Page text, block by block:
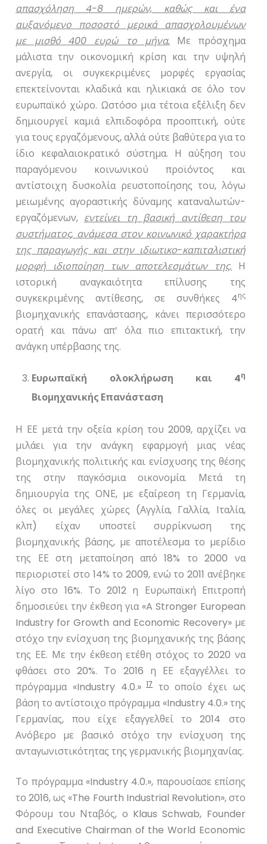
απασχόληση 4-8 ημερών, καθώς και ένα
αυξανόμενο ποσοστό μερικά απασχολουμένων
με μισθό 400 ευρώ το μήνα. Με πρόσχημα
μάλιστα την οικονομική κρίση και την υψηλή
ανεργία, οι συγκεκριμένες μορφές εργασίας
επεκτείνονται κλαδικά και ηλικιακά σε όλο τον
ευρωπαϊκό χώρο. Ωστόσο μια τέτοια εξέλιξη δεν
δημιουργεί καμιά ελπιδοφόρα προοπτική, ούτε
για τους εργαζόμενους, αλλά ούτε βαθύτερα για το
ίδιο κεφαλαιοκρατικό σύστημα. Η αύξηση του
παραγόμενου κοινωνικού προϊόντος και
αντίστοιχη δυσκολία ρευστοποίησης του, λόγω
μειωμένης αγοραστικής δύναμης καταναλωτών-
εργαζόμενων, εντείνει τη βασική αντίθεση του
συστήματος, ανάμεσα στον κοινωνικό χαρακτήρα
της παραγωγής και στην ιδιωτικο-καπιταλιστική
μορφή ιδιοποίηση των αποτελεσμάτων της. Η
ιστορική αναγκαιότητα επίλυσης της
συγκεκριμένης αντίθεσης, σε συνθήκες 4ης
βιομηχανικής επανάστασης, κάνει περισσότερο
ορατή και πάνω απ’ όλα πιο επιτακτική, την
ανάγκη υπέρβασης της.
Ευρωπαϊκή ολοκλήρωση και 4η
Βιομηχανικής Επανάσταση
Η ΕΕ μετά την οξεία κρίση του 2009, αρχίζει να
μιλάει για την ανάγκη εφαρμογή μιας νέας
βιομηχανικής πολιτικής και ενίσχυσης της θέσης
της στην παγκόσμια οικονομία. Μετά τη
δημιουργία της ΟΝΕ, με εξαίρεση τη Γερμανία,
όλες οι μεγάλες χώρες (Αγγλία, Γαλλία, Ιταλία,
κλπ) είχαν υποστεί συρρίκνωση της
βιομηχανικής βάσης, με αποτέλεσμα το μερίδιο
της ΕΕ στη μεταποίηση από 18% το 2000 να
περιοριστεί στο 14% το 2009, ενώ το 2011 ανέβηκε
λίγο στο 16%. Το 2012 η Ευρωπαϊκή Επιτροπή
δημοσιεύει την έκθεση για «A Stronger European
Industry for Growth and Economic Recovery» με
στόχο την ενίσχυση της βιομηχανικής της βάσης
της ΕΕ. Με την έκθεση ετέθη στόχος το 2020 να
φθάσει στο 20%. Το 2016 η ΕΕ εξαγγέλλει το
πρόγραμμα «Industry4.0.» 17το οποίο έχει ως
βάση το αντίστοιχο πρόγραμμα «Industry4.0.» της
Γερμανίας, που είχε εξαγγελθεί το 2014 στο
Ανόβερο με βασικό στόχο την ενίσχυση της
ανταγωνιστικότητας της γερμανικής βιομηχανίας.
Το πρόγραμμα«Industry 4.0.», παρουσίασε επίσης
το 2016,ως «The Fourth Industrial Revolution»,στο
Φόρουμ του Νταβός, ο Klaus Schwab, Founder
and Executive Chairman of the World Economic